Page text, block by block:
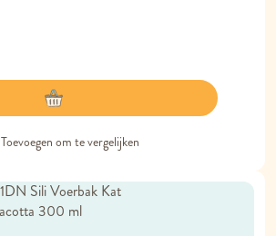
Toevoegen om te vergelijken